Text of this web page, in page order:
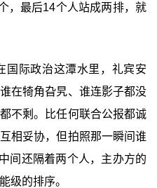
，最后14个人站成两排，就
国际政治这潭水里，礼宾安
在犄角旮旯、谁连影子都没
不剩。比任何联合公报都诚
相妥协，但拍照那一瞬间谁
间还隔着两个人，主办方的
级的排序。